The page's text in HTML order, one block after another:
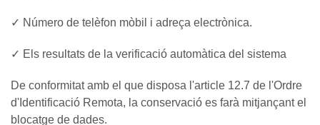
✓ Número de telèfon mòbil i adreça electrònica.
✓ Els resultats de la verificació automàtica del sistema
De conformitat amb el que disposa l'article 12.7 de l'Ordre
d'Identificació Remota, la conservació es farà mitjançant el
blocatge de dades.